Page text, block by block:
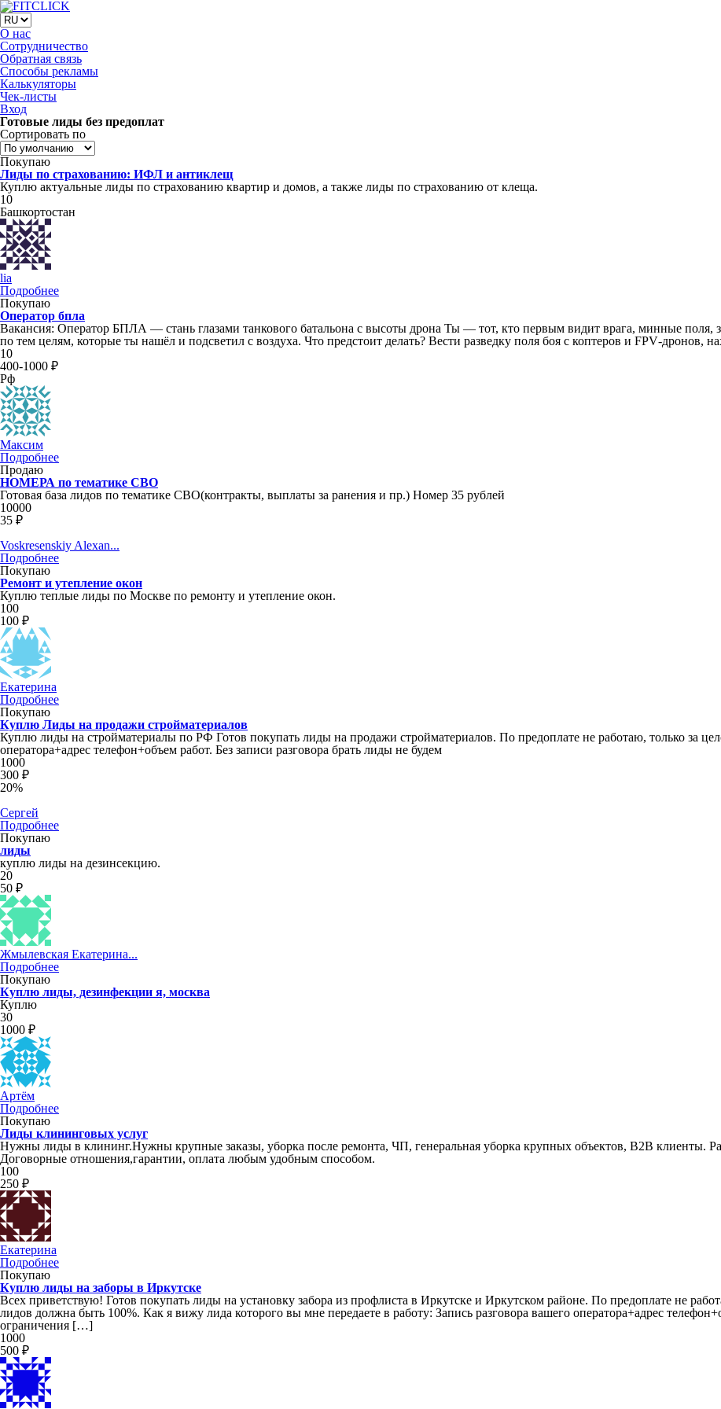
О нас
Сотрудничество
Обратная связь
Способы рекламы
Калькуляторы
Чек-листы
Вход
Готовые лиды без предоплат
Сортировать по
Покупаю
Лиды по страхованию: ИФЛ и антиклещ
Куплю актуальные лиды по страхованию квартир и домов, а также лиды по страхованию от клеща.
10
Башкортостан
lia
Подробнее
Покупаю
Оператор бпла
Вакансия: Оператор БПЛА — стань глазами танкового батальона с высоты дрона Ты — тот, кто первым видит врага, минные поля,
по тем целям, которые ты нашёл и подсветил с воздуха. Что предстоит делать? Вести разведку поля боя с коптеров и FPV‑дронов,
10
400-1000 ₽
Рф
Максим
Подробнее
Продаю
НОМЕРА по тематике СВО
Готовая база лидов по тематике СВО(контракты, выплаты за ранения и пр.) Номер 35 рублей
10000
35 ₽
Voskresenskiy Alexan...
Подробнее
Покупаю
Ремонт и утепление окон
Куплю теплые лиды по Москве по ремонту и утепление окон.
100
100 ₽
Екатерина
Подробнее
Покупаю
Куплю Лиды на продажи стройматериалов
Куплю лиды на стройматериалы по РФ Готов покупать лиды на продажи стройматериалов. По предоплате не работаю, только за
оператора+адрес телефон+объем работ. Без записи разговора брать лиды не будем
1000
300 ₽
20%
Сергей
Подробнее
Покупаю
лиды
куплю лиды на дезинсекцию.
20
50 ₽
Жмылевская Екатерина...
Подробнее
Покупаю
Куплю лиды, дезинфекции я, москва
Куплю
30
1000 ₽
Артём
Подробнее
Покупаю
Лиды клининговых услуг
Нужны лиды в клининг.Нужны крупные заказы, уборка после ремонта, ЧП, генеральная уборка крупных объектов, В2В клиенты.
Договорные отношения,гарантии, оплата любым удобным способом.
100
250 ₽
Екатерина
Подробнее
Покупаю
Куплю лиды на заборы в Иркутске
Всех приветствую! Готов покупать лиды на установку забора из профлиста в Иркутске и Иркутском районе. По предоплате не
лидов должна быть 100%. Как я вижу лида которого вы мне передаете в работу: Запись разговора вашего оператора+адрес
ограничения […]
1000
500 ₽